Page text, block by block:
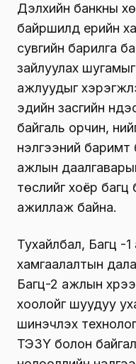
Дэлхийн банкны
байршилд үерийн
сувгийн барилга
зайлуулах
ажлуудыг
эдийн засгийн
байгаль орчин,
үнэлгээний
ажлын
төслийг хоёр багц
ажиллаж байна.
Тухайлбал, Багц -1
хамгаалалтын
Багц-2 ажлын
хоолойг шуудуу
шинэчлэх
ТЭЗҮ болон